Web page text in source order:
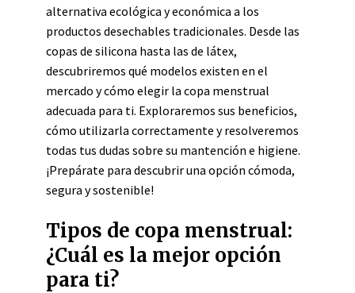
alternativa ecológica y económica a los
productos desechables tradicionales. Desde las
copas de silicona hasta las de látex,
descubriremos qué modelos existen en el
mercado y cómo elegir la copa menstrual
adecuada para ti. Exploraremos sus beneficios,
cómo utilizarla correctamente y resolveremos
todas tus dudas sobre su mantención e higiene.
¡Prepárate para descubrir una opción cómoda,
segura y sostenible!
Tipos de copa menstrual:
¿Cuál es la mejor opción
para ti?